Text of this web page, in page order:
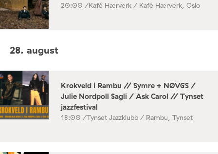
20:00 /Kafé Hærverk / Kafé Hærverk, Oslo
28. august
Krokveld i Rambu // Symre + NØVGS /
Julie Nordpoll Sagli / Ask Carol // Tynset
jazzfestival
18:00 /Tynset Jazzklubb / Rambu, Tynset